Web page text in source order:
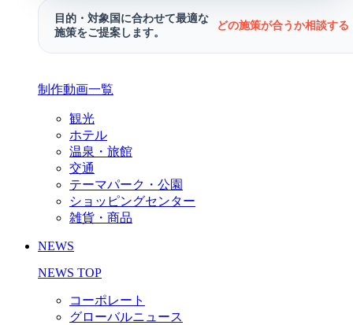
目的・対象国に合わせて最適な
施策をご提案します。
どの施策が合うか相談す
制作動画一覧
観光
ホテル
温泉・旅館
交通
テーマパーク・公園
ショッピングセンター
雑貨・商品
NEWS
NEWS TOP
コーポレート
グローバルニュース